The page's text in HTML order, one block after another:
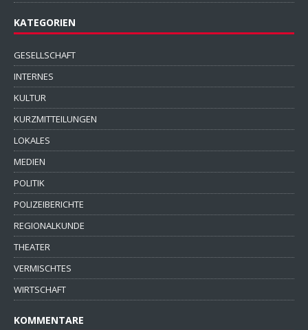
KATEGORIEN
GESELLSCHAFT
INTERNES
KULTUR
KURZMITTEILUNGEN
LOKALES
MEDIEN
POLITIK
POLIZEIBERICHTE
REGIONALKUNDE
THEATER
VERMISCHTES
WIRTSCHAFT
KOMMENTARE